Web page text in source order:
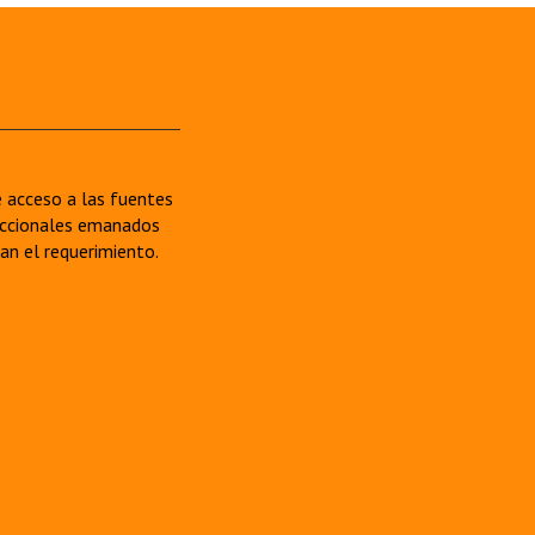
acceso a las fuentes
emanados
el requerimiento.